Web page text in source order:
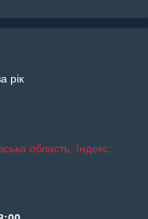
рік
область, Індекс: